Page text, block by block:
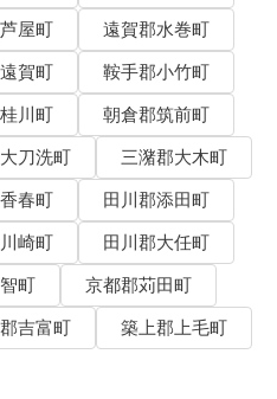
屋町
遠賀郡水巻町
賀町
鞍手郡小竹町
川町
朝倉郡筑前町
刀洗町
三潴郡大木町
春町
田川郡添田町
崎町
田川郡大任町
町
京都郡苅田町
吉富町
築上郡上毛町